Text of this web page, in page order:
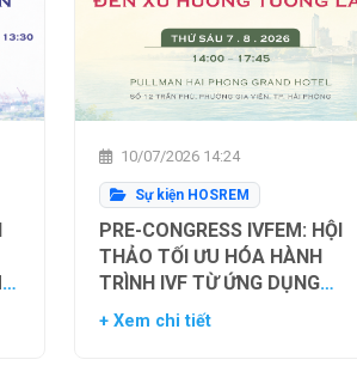
10/07/2026 14:24
Sự kiện HOSREM
PRE-CONGRESS IVFEM: HỘI
THẢO TỐI ƯU HÓA HÀNH
TRÌNH IVF TỪ ỨNG DỤNG
HIỆN TẠI ĐẾN XU HƯỚNG
+ Xem chi tiết